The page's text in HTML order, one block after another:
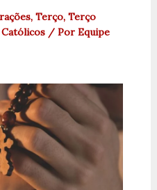
, Terço, Terço
/ Por Equipe